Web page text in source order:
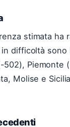
stimata
difficoltà sono
502),
Molise e